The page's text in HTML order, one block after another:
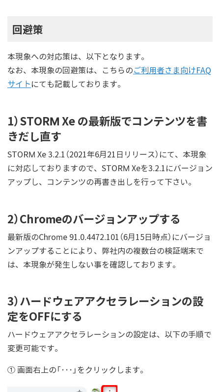
回避策
本現象への対応策は、以下となります。
なお、本現象の回避策は、こちらのご利用者さま向けFAQ
サイト にても記載しております。
1）STORM Xe の最新版でコンテンツを書
きだし直す
STORM Xe 3.2.1（2021年6月21日リリース）にて、本現象
に対応しておりますので、STORM Xeを3.2.1にバージョン
アップし、コンテンツの再書き出しを行って下さい。
2）Chromeのバージョンアップする
最新版のChrome 91.0.4472.101（6月15日時点）にバージョ
ンアップすることにより、弊社内の複数台の検証端末で
は、本現象が発生しない事を確認しております。
3）ハードウェアアクセラレーションの設
定をOFFにする
ハードウェアアクセラレーションの設定は、以下の手順で
変更可能です。
① 画面右上の「･･･」をクリックします。